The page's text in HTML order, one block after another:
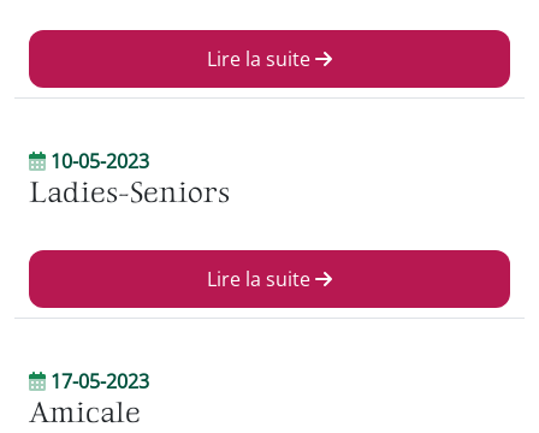
Lire la suite
10-05-2023
Ladies-Seniors
Lire la suite
17-05-2023
Amicale